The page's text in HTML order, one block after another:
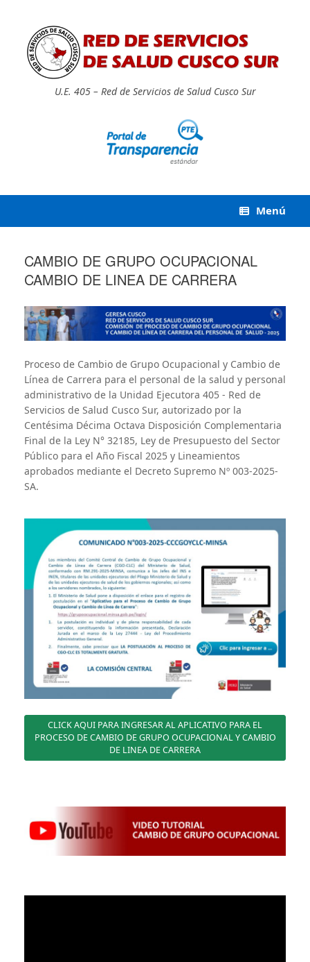
U.E. 405 – Red de Servicios de Salud Cusco Sur
Menú
CAMBIO DE GRUPO OCUPACIONAL
CAMBIO DE LINEA DE CARRERA
Proceso de Cambio de Grupo Ocupacional y Cambio de
Línea de Carrera para el personal de la salud y personal
administrativo de la Unidad Ejecutora 405 - Red de
Servicios de Salud Cusco Sur, autorizado por la
Centésima Décima Octava Disposición Complementaria
Final de la Ley N° 32185, Ley de Presupuesto del Sector
Público para el Año Fiscal 2025 y Lineamientos
aprobados mediante el Decreto Supremo Nº 003-2025-
SA.
CLICK AQUI PARA INGRESAR AL APLICATIVO PARA EL
PROCESO DE CAMBIO DE GRUPO OCUPACIONAL Y CAMBIO
DE LINEA DE CARRERA